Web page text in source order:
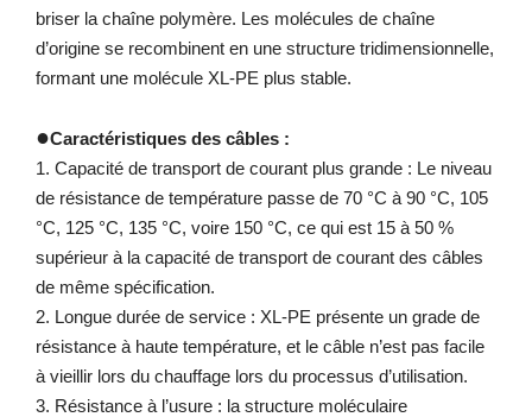
briser la chaîne polymère. Les molécules de chaîne
d’origine se recombinent en une structure tridimensionnelle,
formant une molécule XL-PE plus stable.
●Caractéristiques des câbles :
1. Capacité de transport de courant plus grande : Le niveau
de résistance de température passe de 70 °C à 90 °C, 105
°C, 125 °C, 135 °C, voire 150 °C, ce qui est 15 à 50 %
supérieur à la capacité de transport de courant des câbles
de même spécification.
2. Longue durée de service : XL-PE présente un grade de
résistance à haute température, et le câble n’est pas facile
à vieillir lors du chauffage lors du processus d’utilisation.
3. Résistance à l’usure : la structure moléculaire